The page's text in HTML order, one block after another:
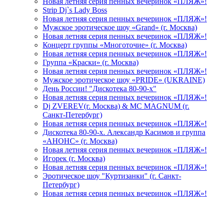
Strip Dj`s Lady Boss
Новая летняя серия пенных вечеринок «ПЛЯЖ»!
Мужское эротическое шоу «Grand» (г. Москва)
Новая летняя серия пенных вечеринок «ПЛЯЖ»!
Концерт группы «Многоточие» (г. Москва)
Новая летняя серия пенных вечеринок «ПЛЯЖ»!
Группа «Краски» (г. Москва)
Новая летняя серия пенных вечеринок «ПЛЯЖ»!
Мужское эротическое шоу «PRIDE» (UKRAINE)
День России! "Дискотека 80-90-х"
Новая летняя серия пенных вечеринок «ПЛЯЖ»!
Dj ZVEREV(г. Москва) & MC MAGNUM (г.
Санкт-Петербург)
Новая летняя серия пенных вечеринок «ПЛЯЖ»!
Дискотека 80-90-х. Александр Касимов и группа
«АНОНС» (г. Москва)
Новая летняя серия пенных вечеринок «ПЛЯЖ»!
Игорек (г. Москва)
Новая летняя серия пенных вечеринок «ПЛЯЖ»!
Эротическое шоу "Куртизанки" (г. Санкт-
Петербург)
Новая летняя серия пенных вечеринок «ПЛЯЖ»!